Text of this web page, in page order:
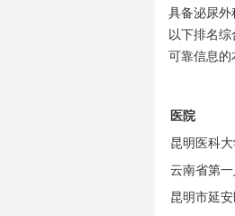
具备泌尿外
以下排名
可靠信息的
医院
昆明医科
云南省第
昆明市延